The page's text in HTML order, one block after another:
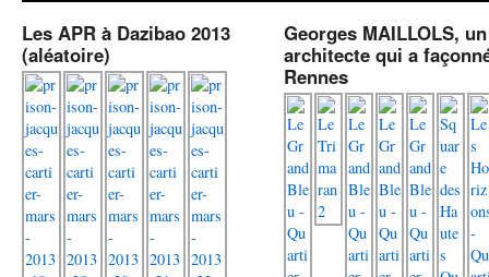
Les APR à Dazibao 2013
(aléatoire)
Georges MAILLOLS, un
architecte qui a
Rennes